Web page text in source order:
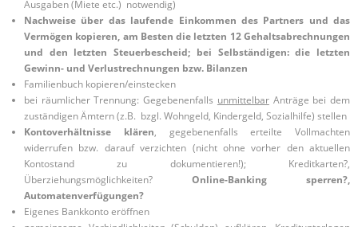
Ausgaben (Miete etc.) notwendig)
Nachweise über das laufende Einkommen des Partners und das
Vermögen kopieren, am Besten die letzten 12 Gehaltsabrechnungen
und den letzten Steuerbescheid; bei Selbständigen: die letzten
Gewinn- und Verlustrechnungen bzw. Bilanzen
Familienbuch kopieren/einstecken
bei räumlicher Trennung: Gegebenenfalls unmittelbarAnträge bei dem
zuständigen Ämtern (z.B. bzgl. Wohngeld, Kindergeld, Sozialhilfe) stellen
Kontoverhältnisse klären, gegebenenfalls erteilte Vollmachten
widerrufen bzw. darauf verzichten (nicht ohne vorher den aktuellen
Kontostand zu dokumentieren!); Kreditkarten?,
Überziehungsmöglichkeiten? Online-Banking sperren?,
Automatenverfügungen?
Eigenes Bankkonto eröffnen